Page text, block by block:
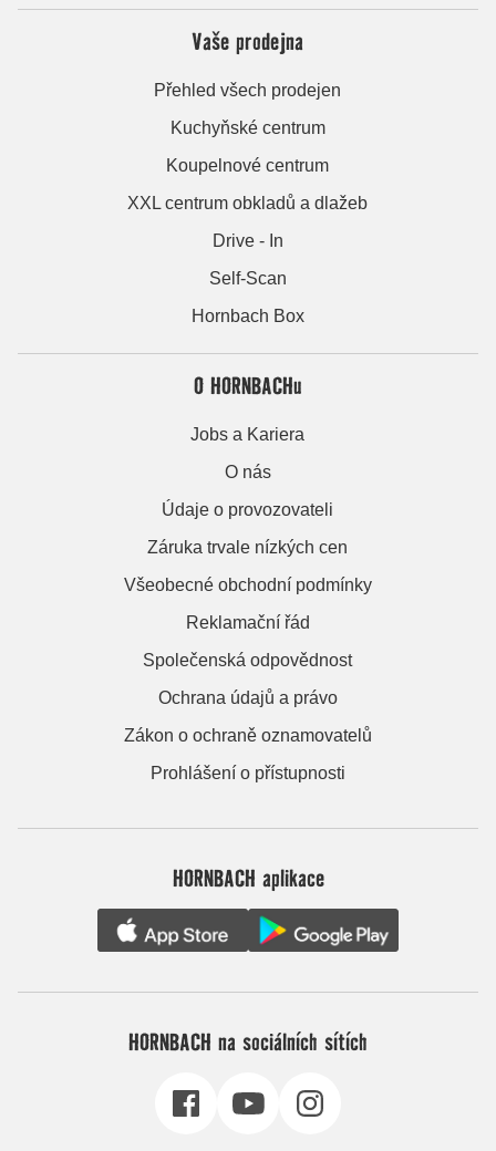
Vaše prodejna
Přehled všech prodejen
Kuchyňské centrum
Koupelnové centrum
XXL centrum obkladů a dlažeb
Drive - In
Self-Scan
Hornbach Box
O HORNBACHu
Jobs a Kariera
O nás
Údaje o provozovateli
Záruka trvale nízkých cen
Všeobecné obchodní podmínky
Reklamační řád
Společenská odpovědnost
Ochrana údajů a právo
Zákon o ochraně oznamovatelů
Prohlášení o přístupnosti
HORNBACH aplikace
HORNBACH na sociálních sítích